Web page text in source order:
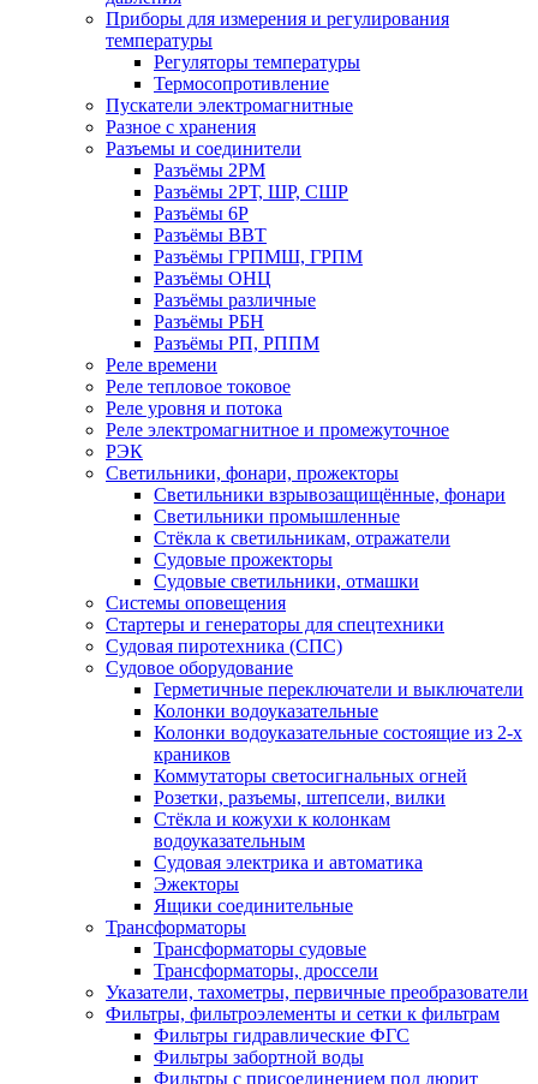
Приборы для измерения и регулирования
температуры
Регуляторы температуры
Термосопротивление
Пускатели электромагнитные
Разное с хранения
Разъемы и соединители
Разъёмы 2РМ
Разъёмы 2РТ, ШР, СШР
Разъёмы 6Р
Разъёмы ВВТ
Разъёмы ГРПМШ, ГРПМ
Разъёмы ОНЦ
Разъёмы различные
Разъёмы РБН
Разъёмы РП, РППМ
Реле времени
Реле тепловое токовое
Реле уровня и потока
Реле электромагнитное и промежуточное
РЭК
Светильники, фонари, прожекторы
Светильники взрывозащищённые, фонари
Светильники промышленные
Стёкла к светильникам, отражатели
Судовые прожекторы
Судовые светильники, отмашки
Системы оповещения
Стартеры и генераторы для спецтехники
Судовая пиротехника (СПС)
Судовое оборудование
Герметичные переключатели и выключатели
Колонки водоуказательные
Колонки водоуказательные состоящие из 2-х
краников
Коммутаторы светосигнальных огней
Розетки, разъемы, штепсели, вилки
Стёкла и кожухи к колонкам
водоуказательным
Судовая электрика и автоматика
Эжекторы
Ящики соединительные
Трансформаторы
Трансформаторы судовые
Трансформаторы, дроссели
Указатели, тахометры, первичные преобразователи
Фильтры, фильтроэлементы и сетки к фильтрам
Фильтры гидравлические ФГС
Фильтры забортной воды
Фильтры с присоединением под дюрит